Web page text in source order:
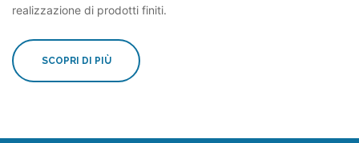
realizzazione di prodotti finiti.
SCOPRI DI PIÙ